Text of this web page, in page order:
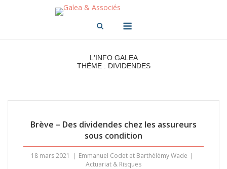
L'INFO GALEA
THÈME : DIVIDENDES
Brève – Des dividendes chez les assureurs
sous condition
18 mars 2021
Emmanuel Codet et Barthélémy Wade
Actuariat & Risques